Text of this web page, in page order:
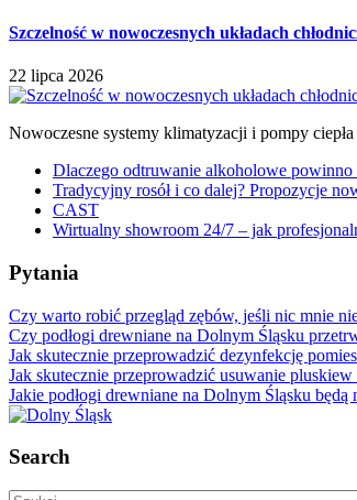
Szczelność w nowoczesnych układach
22 lipca 2026
Nowoczesne systemy klimatyzacji i pompy
Dlaczego odtruwanie alkoholowe powinno
Tradycyjny rosół i co dalej? Propozycje
CAST
Wirtualny showroom 24/7 – jak
Pytania
Czy warto robić przegląd zębów, jeśli nic mnie
Czy podłogi drewniane na Dolnym Śląsku
Jak skutecznie przeprowadzić dezynfekcję
Jak skutecznie przeprowadzić usuwanie pluskiew
Jakie podłogi drewniane na Dolnym Śląsku będą
Search